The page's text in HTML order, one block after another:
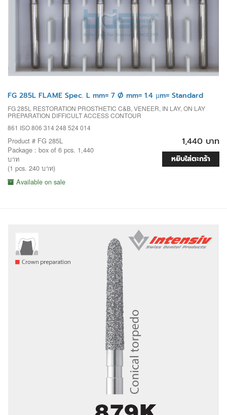
FG 285L FLAME Spec. L mm= 7 Ø mm= 1.4 µm= Standard
FG 285L RESTORATION PROSTHETIC C&B, VENEER, IN LAY, ON LAY
PREPARATION DIFFICULT ACCESS CONTOUR
861 ISO 806 314 248 524 014
Product # FG 285L
Package : box of 6 pcs. 1,440
บาท
(1 pcs. 240 บาท)
Available on sale
1,440 บาท
หยิบใส่ตะกร้า